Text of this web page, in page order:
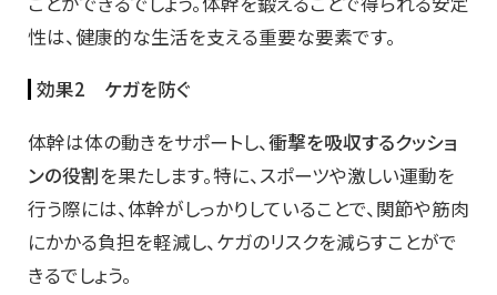
性は、健康的な生活を支える重要な要素です。
効果2 ケガを防ぐ
体幹は体の動きをサポートし、衝撃を吸収するクッショ
ンの役割を果たします。特に、スポーツや激しい運動を
行う際には、体幹がしっかりしていることで、関節や筋肉
にかかる負担を軽減し、ケガのリスクを減らすことがで
きるでしょう。